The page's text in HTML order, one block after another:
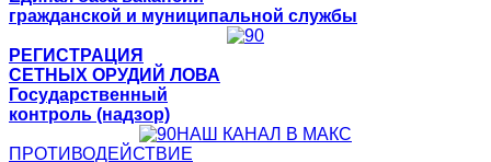
гражданской и муниципальной службы
РЕГИСТРАЦИЯ
СЕТНЫХ ОРУДИЙ ЛОВА
Государственный
контроль (надзор)
НАШ КАНАЛ В МАКС
ПРОТИВОДЕЙСТВИЕ